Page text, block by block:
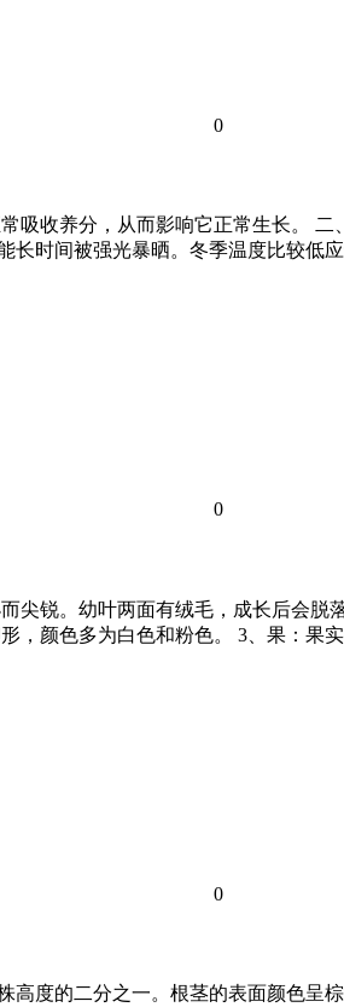
0
吸收养分，从而影响它正常生长。 二
时间被强光暴晒。冬季温度比较低
0
尖锐。幼叶两面有绒毛，成长后会脱
颜色多为白色和粉色。 3、果：果
0
度的二分之一。根茎的表面颜色呈